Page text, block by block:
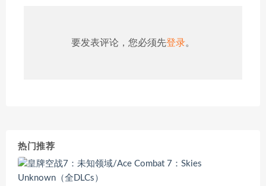
要发表评论，您必须先登录。
热门推荐